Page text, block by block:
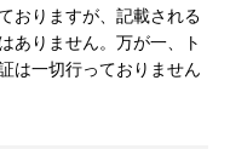
おりますが、記載される
ありません。万が一、ト
は一切行っておりません